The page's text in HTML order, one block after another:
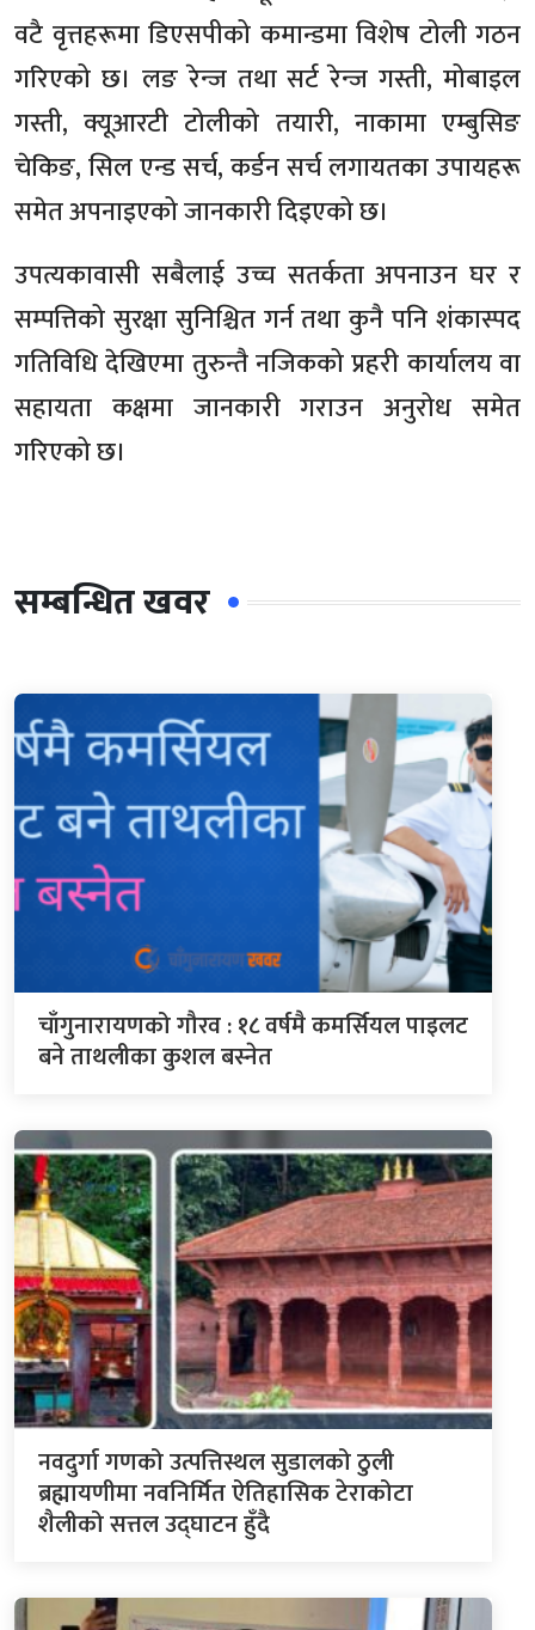
वटै वृत्तहरूमा डिएसपीको कमान्डमा विशेष टोली गठन
गरिएको छ। लङ रेन्ज तथा सर्ट रेन्ज गस्ती, मोबाइल
गस्ती, क्यूआरटी टोलीको तयारी, नाकामा एम्बुसिङ
चेकिङ, सिल एन्ड सर्च, कर्डन सर्च लगायतका उपायहरू
समेत अपनाइएको जानकारी दिइएको छ।
उपत्यकावासी सबैलाई उच्च सतर्कता अपनाउन घर र
सम्पत्तिको सुरक्षा सुनिश्चित गर्न तथा कुनै पनि शंकास्पद
गतिविधि देखिएमा तुरुन्तै नजिकको प्रहरी कार्यालय वा
सहायता कक्षमा जानकारी गराउन अनुरोध समेत
गरिएको छ।
सम्बन्धित खवर
चाँगुनारायणको गौरव : १८ वर्षमै कमर्सियल पाइलट
बने ताथलीका कुशल बस्नेत
नवदुर्गा गणको उत्पत्तिस्थल सुडालको ठुली
ब्रह्मायणीमा नवनिर्मित ऐतिहासिक टेराकोटा
शैलीको सत्तल उद्घाटन हुँदै